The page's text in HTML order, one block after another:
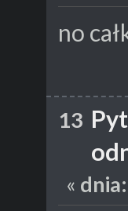
no
13
« dnia: